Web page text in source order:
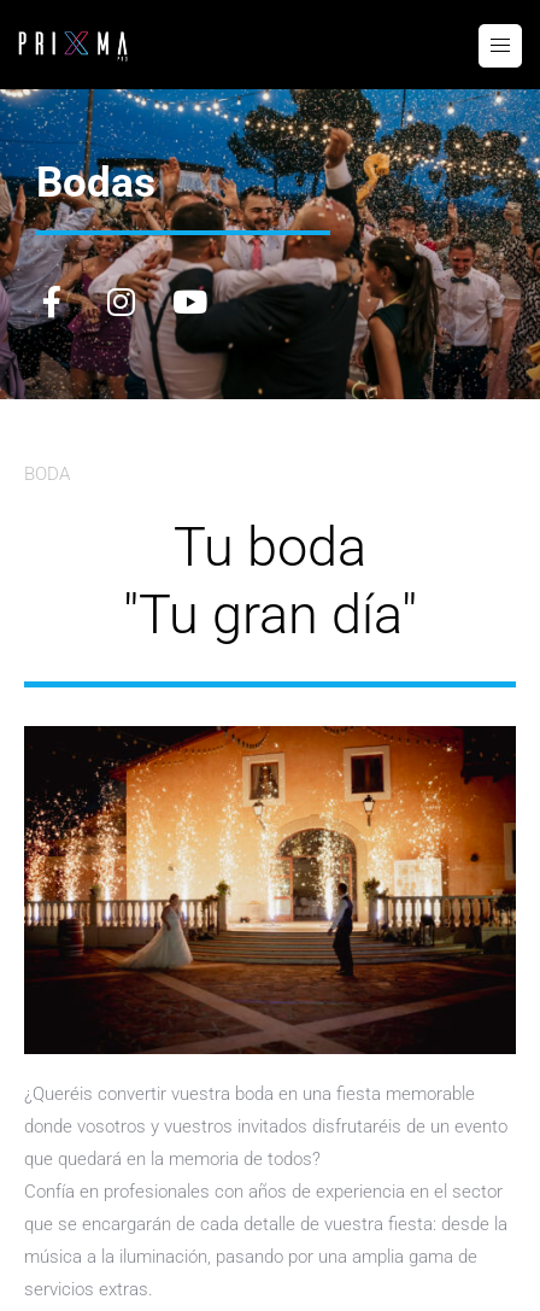
Bodas
BODA
Tu boda
"Tu gran día"
¿Queréis convertir vuestra boda en una fiesta memorable
donde vosotros y vuestros invitados disfrutaréis de un evento
que quedará en la memoria de todos?
Confía en profesionales con años de experiencia en el sector
que se encargarán de cada detalle de vuestra fiesta: desde la
música a la iluminación, pasando por una amplia gama de
servicios extras.